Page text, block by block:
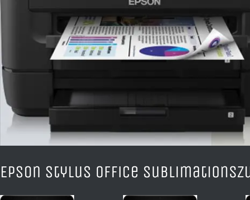
Epson Stylus Office